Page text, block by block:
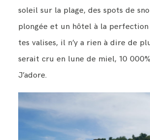
soleil sur la plage, des spots de
plongée et un hôtel à la
tes valises, il n’y a rien à dire de
serait cru en lune de miel, 10
J’adore.